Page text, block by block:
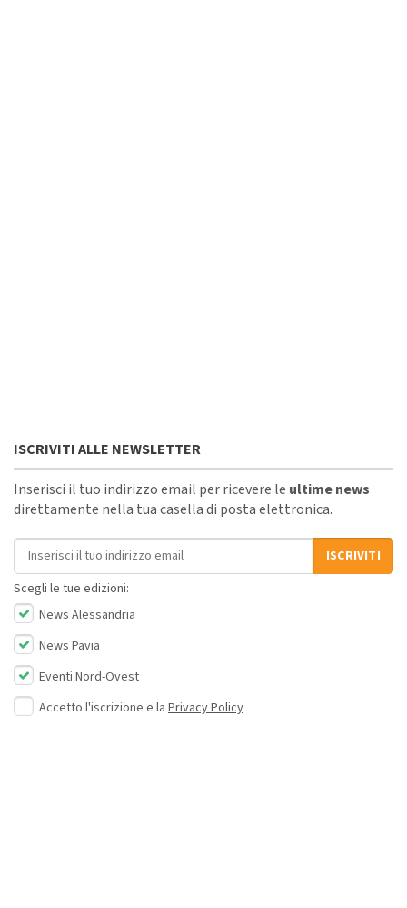
ISCRIVITI ALLE NEWSLETTER
Inserisci il tuo indirizzo email per ricevere le ultime news
direttamente nella tua casella di posta elettronica.
Indirizzo email
ISCRIVITI
Scegli le tue edizioni:
News Alessandria
News Pavia
Eventi Nord-Ovest
Accetto l'iscrizione e la Privacy Policy